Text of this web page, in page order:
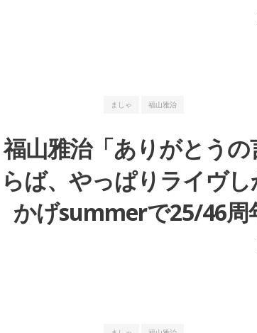
ましゃ 福山雅治
福山雅治「ありがとう
らば、やっぱりライヴ
かげsummerで25/46周